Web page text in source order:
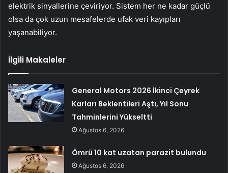
elektrik sinyallerine çeviriyor. Sistem her ne kadar güçlü
olsa da çok uzun mesafelerde ufak veri kayıpları
yaşanabiliyor.
İlgili Makaleler
General Motors 2026 İkinci Çeyrek
Karları Beklentileri Aştı, Yıl Sonu
Tahminlerini Yükseltti
Ağustos 6, 2026
Ömrü 10 kat uzatan parazit bulundu
Ağustos 6, 2026